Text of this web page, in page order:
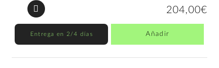
204,00€
Entrega en 2/4 días Añadir